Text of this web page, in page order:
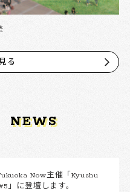
る
NEWS
Now主催「Kyushu
」に登壇します。